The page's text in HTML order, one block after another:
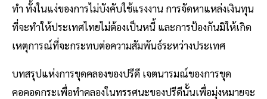
ทำ ทั้งในแง่ของการไม่บังคับใช้แรงงาน การจัดหาแหล่งเงินทุน
ที่จะทำให้ประเทศไทยไม่ต้องเป็นหนี้ และการป้องกันมิให้เกิด
เหตุการณ์ที่จะกระทบต่อความสัมพันธ์ระหว่างประเทศ
บทสรุปแห่งการขุดคลองของปรีดี เจตนารมณ์ของการขุด
คอคอดกระเพื่อทำคลองในทรรศนะของปรีดีนั้นเพื่อมุ่งหมายจะ